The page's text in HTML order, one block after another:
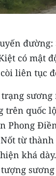
có mật
liên tục
sương
trên quốc
Phong
từ
khá